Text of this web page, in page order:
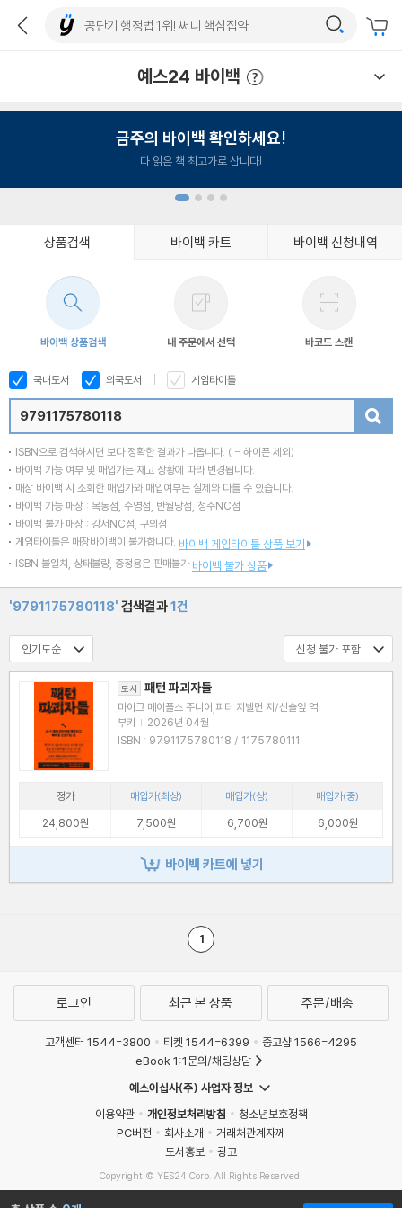
예스24 바이백
금주의 바이백 확인하세요!
다 읽은 책 최고가로 삽니다!
상품검색 바이백 카트 바이백 신청내역
바이백 상품검색 내 주문에서 선택 바코드 스캔
국내도서 외국도서 게임타이틀
ISBN으로 검색하시면 보다 정확한 결과가 나옵니다. ( - 하이픈 제외)
바이백 가능 여부 및 매입가는 재고 상황에 따라 변경됩니다.
매장 바이백 시 조회한 매입가와 매입여부는 실제와 다를 수 있습니다.
바이백 가능 매장 : 목동점, 수영점, 반월당점, 청주NC점
바이백 불가 매장 : 강서NC점, 구의점
게임타이틀은 매장바이백이 불가합니다. 바이백 게임타이틀 상품 보기
ISBN 불일치, 상태불량, 증정용은 판매불가 바이백 불가 상품
'9791175780118' 검색결과1건
도서 패턴 파괴자들
마이크 메이플스 주니어,피터 지벨먼 저/신솔잎 역
부키 | 2026년 04월
ISBN : 9791175780118 / 1175780111
정가 매입가(최상) 매입가(상)
매입가(중)
24,800원
7,500원 6,700원 6,000원
바이백 카트에 넣기
1
로그인 최근 본 상품 주문/배송
고객센터 1544-3800 티켓 1544-6399
중고샵 1566-4295
eBook 1:1문의/채팅상담
예스이십사(주) 사업자 정보
이용약관
개인정보처리방침
청소년보호정책
PC버전
회사소개
거래처관계자께
도서홍보
광고
Copyright © YES24 Corp. All Rights Reserved.
MATOM2